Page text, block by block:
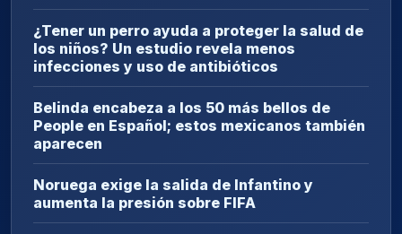
¿Tener un perro ayuda a proteger la salud de
los niños? Un estudio revela menos
infecciones y uso de antibióticos
Belinda encabeza a los 50 más bellos de
People en Español; estos mexicanos también
aparecen
Noruega exige la salida de Infantino y
aumenta la presión sobre FIFA